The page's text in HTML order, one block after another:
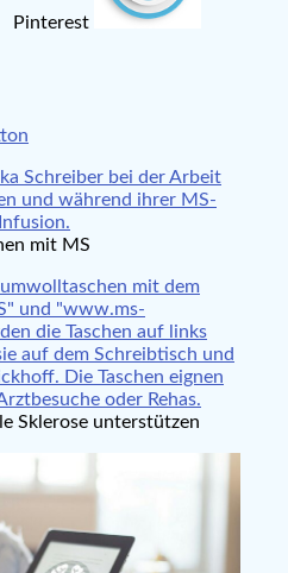
mit MS
Sklerose unterstützen